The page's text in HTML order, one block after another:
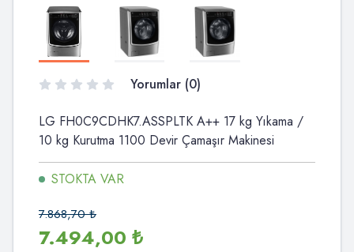
Yorumlar (0)
LG FH0C9CDHK7.ASSPLTK A++ 17 kg Yıkama /
10 kg Kurutma 1100 Devir Çamaşır Makinesi
STOKTA VAR
7.868,70₺
7.494,00 ₺